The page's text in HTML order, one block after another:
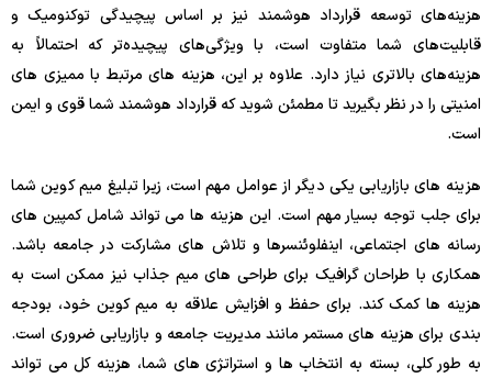
هزینه‌های توسعه قرارداد هوشمند نیز بر اساس پیچیدگی توکنومیک و
قابلیت‌های شما متفاوت است، با ویژگی‌های پیچیده‌تر که احتمالاً به
هزینه‌های بالاتری نیاز دارد. علاوه بر این، هزینه های مرتبط با ممیزی های
امنیتی را در نظر بگیرید تا مطمئن شوید که قرارداد هوشمند شما قوی و ایمن
است.
هزینه های بازاریابی یکی دیگر از عوامل مهم است، زیرا تبلیغ میم کوین شما
برای جلب توجه بسیار مهم است. این هزینه ها می تواند شامل کمپین های
رسانه های اجتماعی، اینفلوئنسرها و تلاش های مشارکت در جامعه باشد.
همکاری با طراحان گرافیک برای طراحی های میم جذاب نیز ممکن است به
هزینه ها کمک کند. برای حفظ و افزایش علاقه به میم کوین خود، بودجه
بندی برای هزینه های مستمر مانند مدیریت جامعه و بازاریابی ضروری است.
به طور کلی، بسته به انتخاب ها و استراتژی های شما، هزینه کل می تواند